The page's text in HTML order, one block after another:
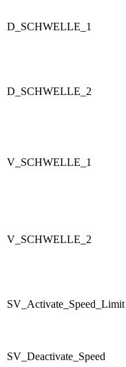
D_SCHWELLE_1
D_SCHWELLE_2
V_SCHWELLE_1
V_SCHWELLE_2
SV_Activate_Speed_Limit
SV_Deactivate_Speed